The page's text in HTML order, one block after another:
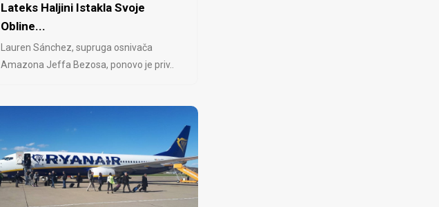
Lateks Haljini Istakla Svoje
Obline...
Lauren Sánchez, supruga osnivača
Amazona Jeffa Bezosa, ponovo je priv..